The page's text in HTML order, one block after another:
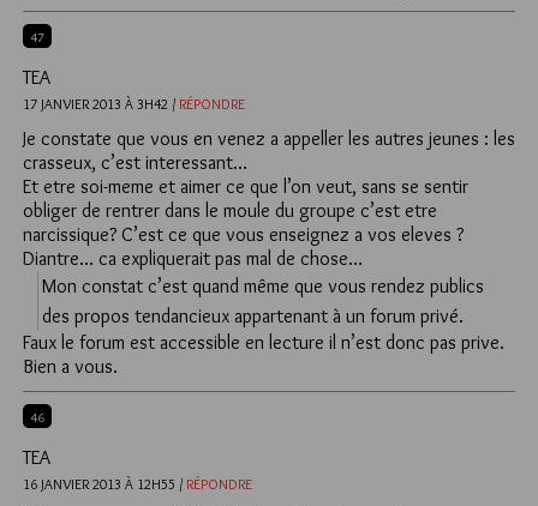
47
TEA
17 JANVIER 2013 À 3H42 / RÉPONDRE
Je constate que vous en venez a appeller les autres jeunes : les
crasseux, c’est interessant…
Et etre soi-meme et aimer ce que l’on veut, sans se sentir
obliger de rentrer dans le moule du groupe c’est etre
narcissique? C’est ce que vous enseignez a vos eleves ?
Diantre… ca expliquerait pas mal de chose…
Mon constat c’est quand même que vous rendez publics
des propos tendancieux appartenant à un forum privé.
Faux le forum est accessible en lecture il n’est donc pas prive.
Bien a vous.
46
TEA
16 JANVIER 2013 À 12H55 / RÉPONDRE